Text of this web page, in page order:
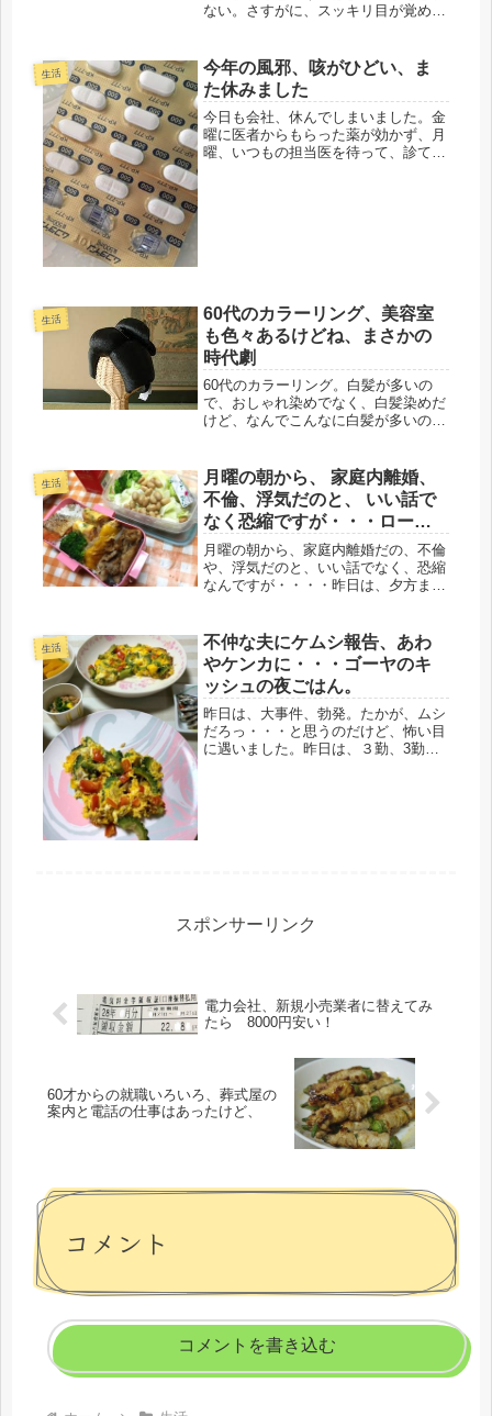
ない。さすがに、スッキリ目が覚め
朝一番に、鳥の世話と、冷蔵庫の棒タ
ラの水を替えることから始まるまず、
昨...
生活
今年の風邪、咳がひどい、ま
た休みました
今日も会社、休んでしまいました。金
曜に医者からもらった薬が効かず、月
曜、いつもの担当医を待って、診ても
生活
60代のカラーリング、美容室
も色々あるけどね、まさかの
時代劇
60代のカラーリング。白髪が多いの
で、おしゃれ染めでなく、白髪染めだ
けど、なんでこんなに白髪が多いのだ
なのに、結婚する度に、怒涛のように
増殖してきた。何のための結婚や
ら。...
生活
月曜の朝から、 家庭内離婚、
不倫、浮気だのと、 いい話で
なく恐縮ですが・・・ローズ
ヒップ？子弁当＾＾
月曜の朝から、家庭内離婚だの、不倫
や、浮気だのと、いい話でなく、恐縮
なんですが・・・・昨日は、夕方まで
ごまかそうと、言葉、喋りが多くな
る。本人は気が付いてないけど、そん
なこ...
生活
不仲な夫にケムシ報告、あわ
やケンカに・・・ゴーヤのキ
ッシュの夜ごはん。
昨日は、大事件、勃発。たかが、ムシ
だろっ・・・と思うのだけど、怖い目
に遇いました。昨日は、３勤、3勤の
スポンサーリンク
電力会社、新規小売業者に替えてみ
たら 8000円安い！
60才からの就職いろいろ、葬式屋の
案内と電話の仕事はあったけど、
コメント
コメントを書き込む